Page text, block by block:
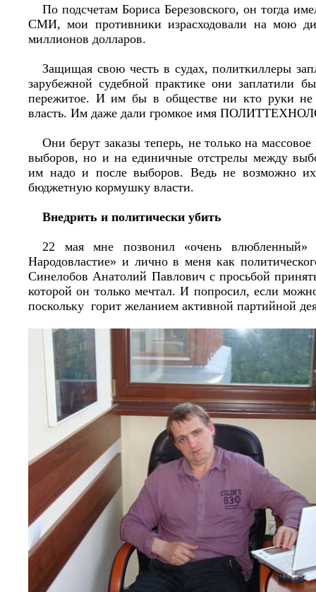
По подсчетам Бориса Березовского, он тогда
СМИ, мои противники израсходовали на мою
миллионов долларов.
Защищая свою честь в судах, политкиллеры
зарубежной судебной практике они заплатили
пережитое. И им бы в обществе ни кто руки
власть. Им даже дали громкое имя
Они берут заказы теперь, не только на
выборов, но и на единичные отстрелы между
им надо и после выборов. Ведь не возможно их
бюджетную кормушку власти.
Внедрить и политически убить
22 мая мне позвонил «очень
Народовластие» и лично в меня как
Синелобов Анатолий Павлович с просьбой
которой он только мечтал. И попросил, если
поскольку горит желанием активной партийной